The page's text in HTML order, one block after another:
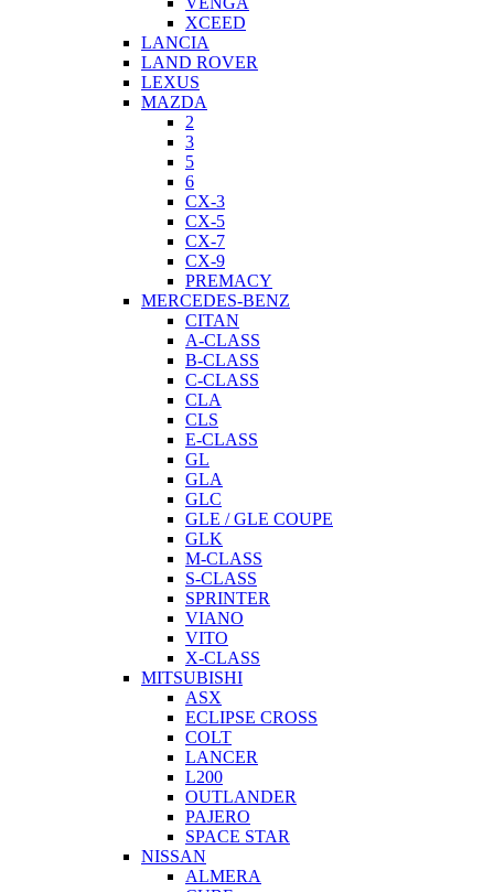
XCEED
LANCIA
LAND ROVER
LEXUS
MAZDA
2
3
5
6
CX-3
CX-5
CX-7
CX-9
PREMACY
MERCEDES-BENZ
CITAN
A-CLASS
B-CLASS
C-CLASS
CLA
CLS
E-CLASS
GL
GLA
GLC
GLE / GLE COUPE
GLK
M-CLASS
S-CLASS
SPRINTER
VIANO
VITO
X-CLASS
MITSUBISHI
ASX
ECLIPSE CROSS
COLT
LANCER
L200
OUTLANDER
PAJERO
SPACE STAR
NISSAN
ALMERA